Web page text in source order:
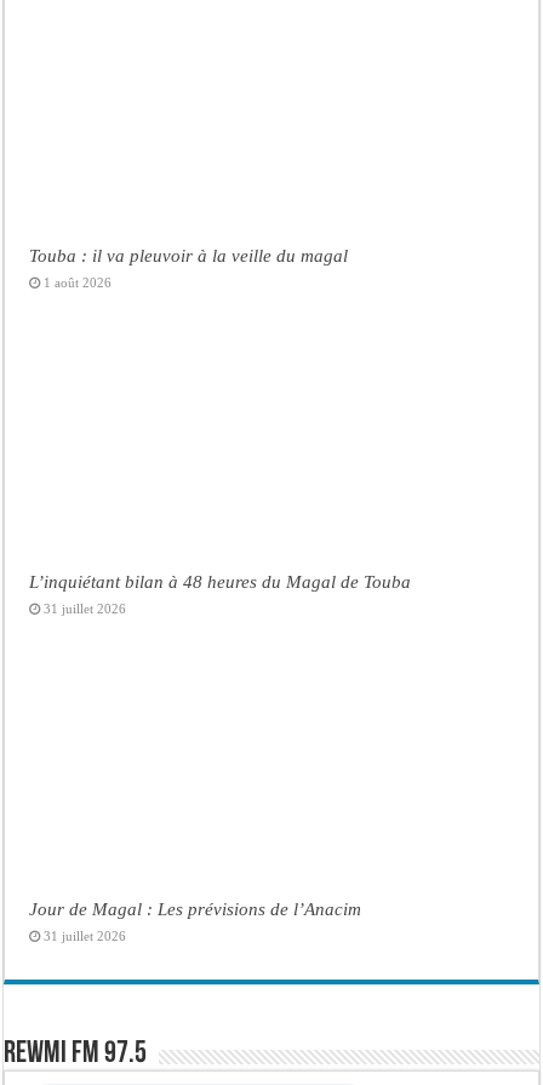
Touba : il va pleuvoir à la veille du magal
1 août 2026
L’inquiétant bilan à 48 heures du Magal de Touba
31 juillet 2026
Jour de Magal : Les prévisions de l’Anacim
31 juillet 2026
Rewmi FM 97.5